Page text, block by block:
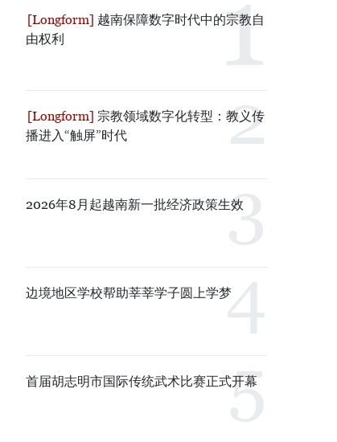
越南保障数字时代中的宗教自
由权利
宗教领域数字化转型：教义传
播进入“触屏”时代
2026年8月起越南新一批经济政策生效
边境地区学校帮助莘莘学子圆上学梦
首届胡志明市国际传统武术比赛正式开幕